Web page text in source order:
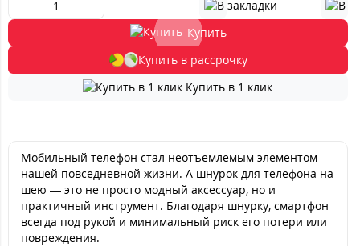
Купить
Купить в рассрочку
Купить в 1 клик
Мобильный телефон стал неотъемлемым элементом
нашей повседневной жизни. А шнурок для телефона на
шею — это не просто модный аксессуар, но и
практичный инструмент. Благодаря шнурку, смартфон
всегда под рукой и минимальный риск его потери или
повреждения.